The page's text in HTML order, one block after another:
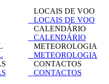
LOCAIS DE VOO
LOCAIS DE VOO
CALENDÁRIO
CALENDÁRIO
METEOROLOGIA
METEOROLOGIA
CONTACTOS
CONTACTOS